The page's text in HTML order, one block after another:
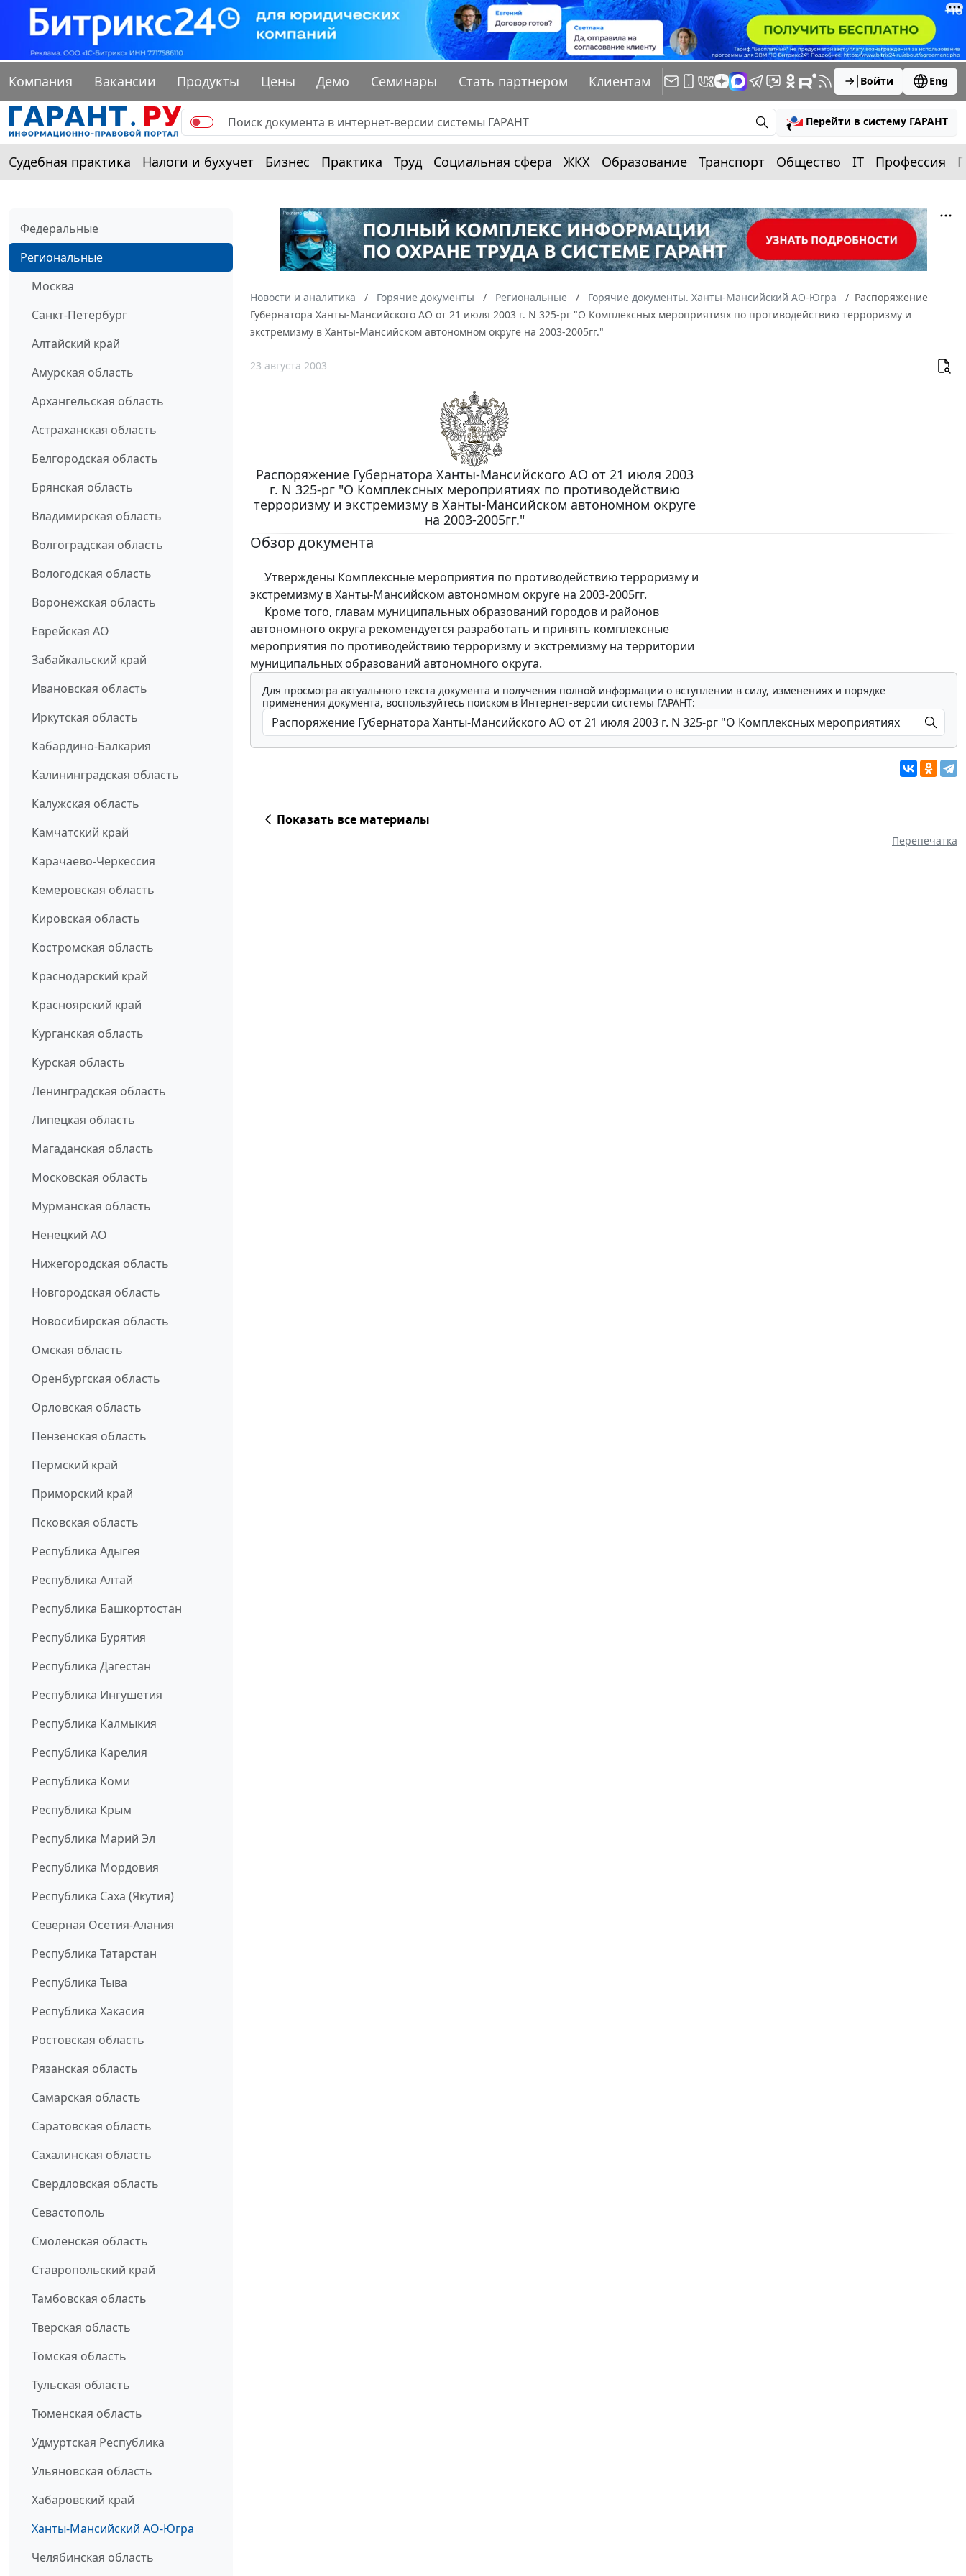
Компания Вакансии Продукты Цены Демо Семинары Стать партнером Клиентам Войти Eng
Перейти в систему ГАРАНТ
Судебная практика Налоги и бухучет Бизнес Практика Труд Социальная сфера ЖКХ Образование Транспорт Общество IT Профессия
Федеральные
Региональные
Москва
Санкт-Петербург
Алтайский край
Амурская область
Архангельская область
Астраханская область
Белгородская область
Брянская область
Владимирская область
Волгоградская область
Вологодская область
Воронежская область
Еврейская АО
Забайкальский край
Ивановская область
Иркутская область
Кабардино-Балкария
Калининградская область
Калужская область
Камчатский край
Карачаево-Черкессия
Кемеровская область
Кировская область
Костромская область
Краснодарский край
Красноярский край
Курганская область
Курская область
Ленинградская область
Липецкая область
Магаданская область
Московская область
Мурманская область
Ненецкий АО
Нижегородская область
Новгородская область
Новосибирская область
Омская область
Оренбургская область
Орловская область
Пензенская область
Пермский край
Приморский край
Псковская область
Республика Адыгея
Республика Алтай
Республика Башкортостан
Республика Бурятия
Республика Дагестан
Республика Ингушетия
Республика Калмыкия
Республика Карелия
Республика Коми
Республика Крым
Республика Марий Эл
Республика Мордовия
Республика Саха (Якутия)
Северная Осетия-Алания
Республика Татарстан
Республика Тыва
Республика Хакасия
Ростовская область
Рязанская область
Самарская область
Саратовская область
Сахалинская область
Свердловская область
Севастополь
Смоленская область
Ставропольский край
Тамбовская область
Тверская область
Томская область
Тульская область
Тюменская область
Удмуртская Республика
Ульяновская область
Хабаровский край
Ханты-Мансийский АО-Югра
Челябинская область
Новости и аналитика Горячие документы Региональные Горячие документы. Ханты-Мансийский АО-Югра
Распоряжение
Губернатора Ханты-Мансийского АО от 21 июля 2003 г. N 325-рг "О Комплексных мероприятиях по противодействию терроризму и
экстремизму в Ханты-Мансийском автономном округе на 2003-2005гг."
23 августа 2003
Распоряжение Губернатора Ханты-Мансийского АО от 21 июля 2003
г. N 325-рг "О Комплексных мероприятиях по противодействию
терроризму и экстремизму в Ханты-Мансийском автономном округе
на 2003-2005гг."
Обзор документа
Утверждены Комплексные мероприятия по противодействию терроризму и
экстремизму в Ханты-Мансийском автономном округе на 2003-2005гг.
Кроме того, главам муниципальных образований городов и районов
автономного округа рекомендуется разработать и принять комплексные
мероприятия по противодействию терроризму и экстремизму на территории
муниципальных образований автономного округа.
Для просмотра актуального текста документа и получения полной информации о вступлении в силу, изменениях и порядке
применения документа, воспользуйтесь поиском в Интернет-версии системы ГАРАНТ:
Показать все материалы
Перепечатка